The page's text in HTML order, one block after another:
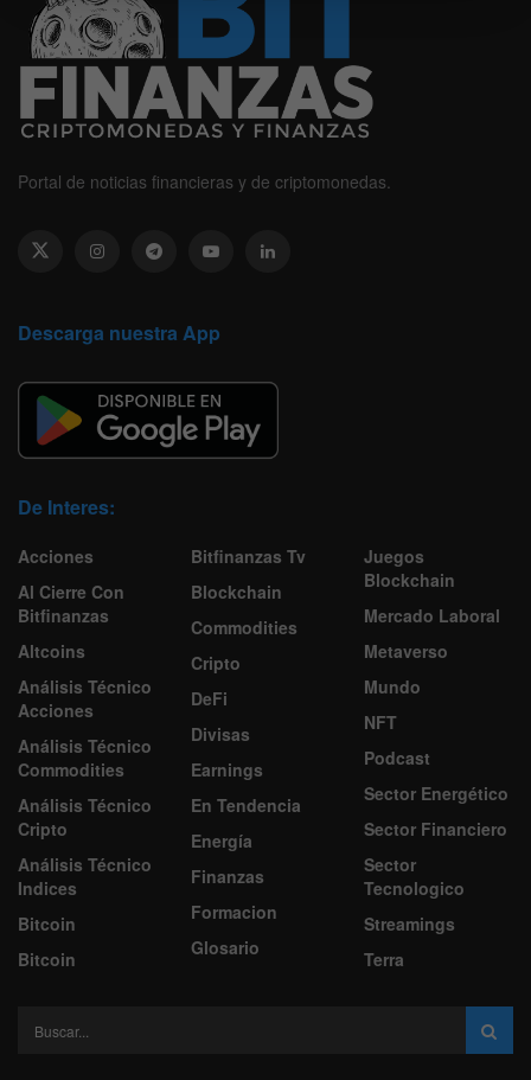
Portal de noticias financieras y de criptomonedas.
Descarga nuestra App
De Interes:
Acciones
Al Cierre Con
Bitfinanzas
Altcoins
Análisis Técnico
Acciones
Análisis Técnico
Commodities
Análisis Técnico
Cripto
Análisis Técnico
Indices
Bitcoin
Bitcoin
Bitfinanzas Tv
Blockchain
Commodities
Cripto
DeFi
Divisas
Earnings
En Tendencia
Energía
Finanzas
Formacion
Glosario
Juegos
Blockchain
Mercado Laboral
Metaverso
Mundo
NFT
Podcast
Sector Energético
Sector Financiero
Sector
Tecnologico
Streamings
Terra